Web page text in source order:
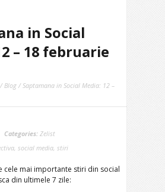
in Social
– 18 februarie
/Blog / Saptamana in Social Media: 12 –
Categories: Zelist
, social media, stiri
cele mai importante stiri din social
din ultimele 7 zile: